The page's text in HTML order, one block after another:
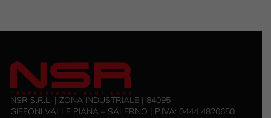
NSR S.R.L. | ZONA INDUSTRIALE | 84095
GIFFONI VALLE PIANA – SALERNO | P.IVA: ‭0444 4820650‬